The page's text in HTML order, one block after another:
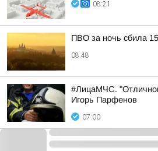
08:21
ПВО за ночь сбила
08:48
#ЛицаМЧС.
Игорь Парфенов
07:00